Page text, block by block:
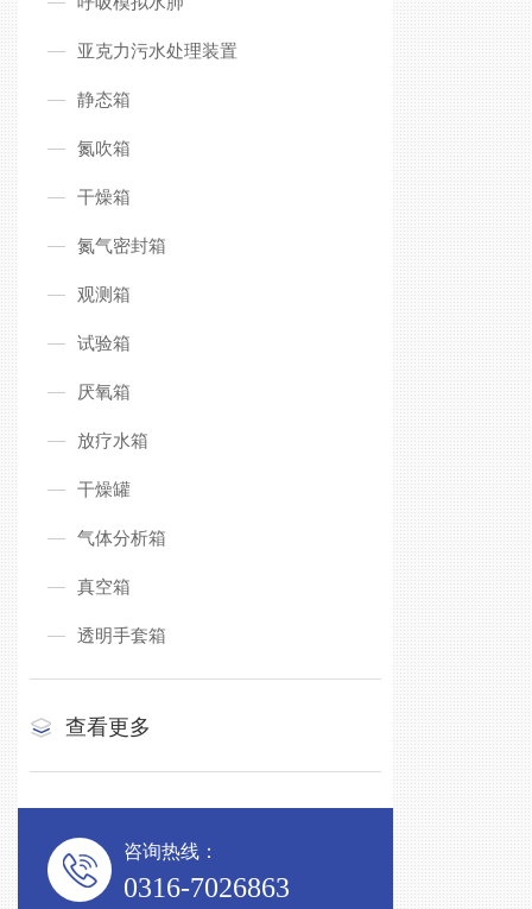
亚克力污水处理装置
静态箱
氮吹箱
干燥箱
氮气密封箱
观测箱
试验箱
厌氧箱
放疗水箱
干燥罐
气体分析箱
真空箱
透明手套箱
查看更多
咨询热线：
0316-7026863